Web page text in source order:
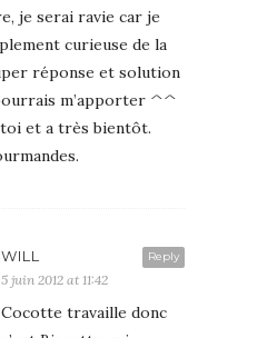
je serai ravie car je
curieuse de la
réponse et solution
m’apporter ^^
et a très bientôt.
Reply
WILL
5 juin 2012 at 11:42
Cocotte travaille donc